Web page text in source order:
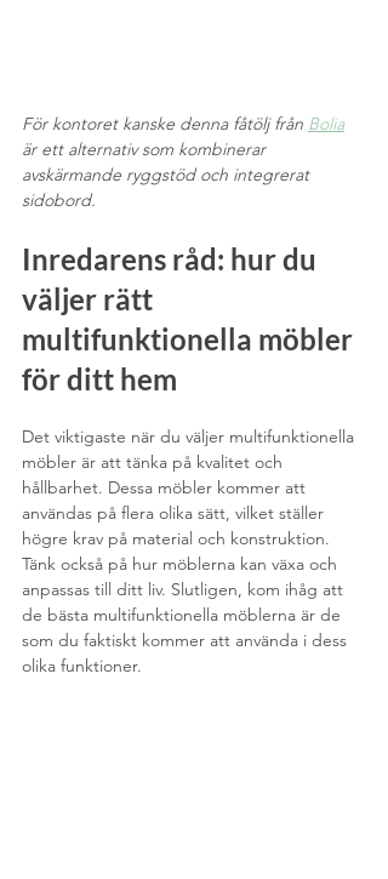
För kontoret kanske denna fåtölj från Bolia
är ett alternativ som kombinerar
avskärmande ryggstöd och integrerat
sidobord.
Inredarens råd: hur du
väljer rätt
multifunktionella möbler
för ditt hem
Det viktigaste när du väljer multifunktionella
möbler är att tänka på kvalitet och
hållbarhet. Dessa möbler kommer att
användas på flera olika sätt, vilket ställer
högre krav på material och konstruktion.
Tänk också på hur möblerna kan växa och
anpassas till ditt liv. Slutligen, kom ihåg att
de bästa multifunktionella möblerna är de
som du faktiskt kommer att använda i dess
olika funktioner.